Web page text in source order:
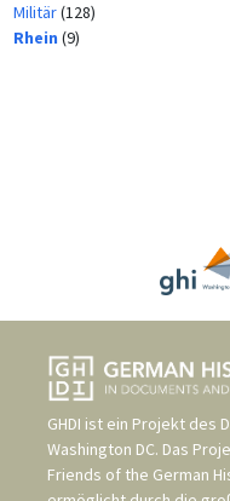
Militär(128)
Rhein (9)
GHDI ist ein Projekt des
Washington DC. Das
Friends of the German